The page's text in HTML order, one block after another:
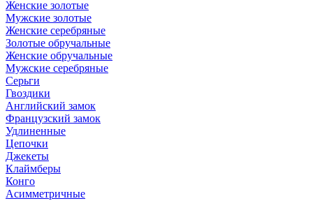
Женские золотые
Мужские золотые
Женские серебряные
Золотые обручальные
Женские обручальные
Мужские серебряные
Серьги
Гвоздики
Английский замок
Французский замок
Удлиненные
Цепочки
Джекеты
Клаймберы
Конго
Асимметричные